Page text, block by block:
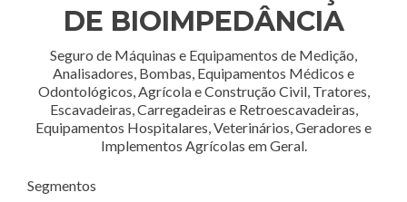
DE BIOIMPEDÂNCIA
Seguro de Máquinas e Equipamentos de Medição,
Analisadores, Bombas, Equipamentos Médicos e
Odontológicos, Agrícola e Construção Civil, Tratores,
Escavadeiras, Carregadeiras e Retroescavadeiras,
Equipamentos Hospitalares, Veterinários, Geradores e
Implementos Agrícolas em Geral.
Segmentos